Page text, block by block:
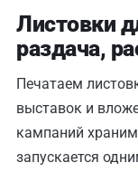
Листовки
раздача,
Печатаем
выставок и
кампаний
запускается